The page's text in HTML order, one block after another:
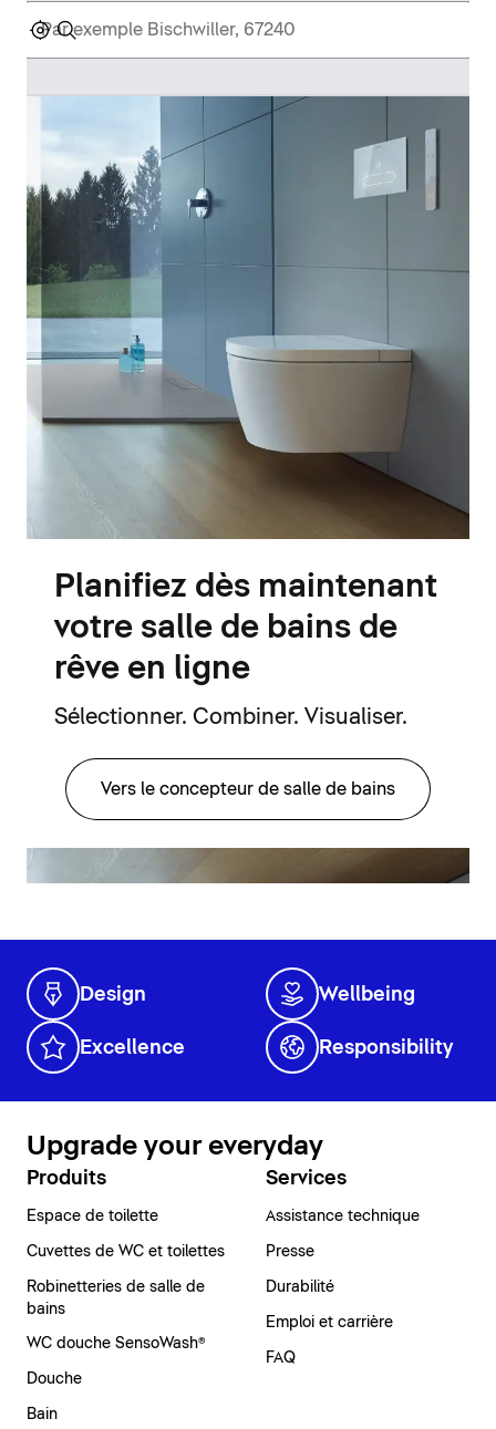
Planifiez dès maintenant
votre salle de bains de
rêve en ligne
Sélectionner. Combiner. Visualiser.
Vers le concepteur de salle de bains
Design Wellbeing
Excellence Responsibility
Upgrade your everyday
Produits
Espace de toilette
Cuvettes de WC et toilettes
Robinetteries de salle de
bains
WC douche SensoWash®
Douche
Bain
Services
Assistance technique
Presse
Durabilité
Emploi et carrière
FAQ